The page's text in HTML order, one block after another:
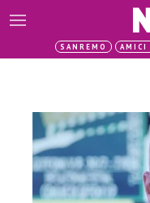
SANREMO AMICI